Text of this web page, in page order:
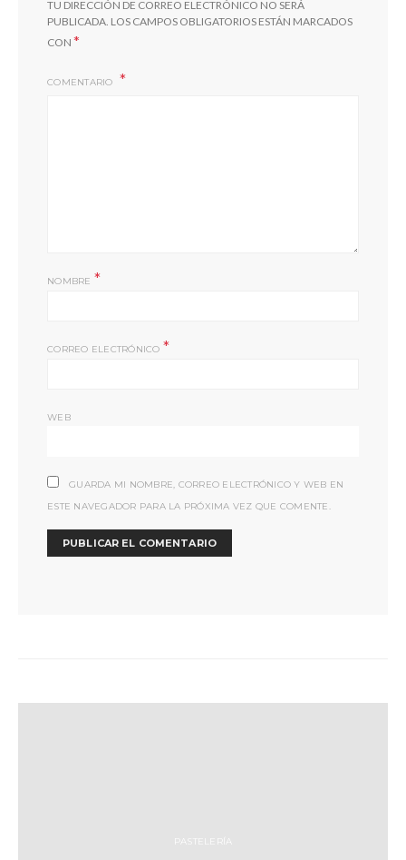
TU DIRECCIÓN DE CORREO ELECTRÓNICO NO SERÁ
PUBLICADA. LOS CAMPOS OBLIGATORIOS ESTÁN MARCADOS
CON *
COMENTARIO
NOMBRE *
CORREO ELECTRÓNICO *
WEB
GUARDA MI NOMBRE, CORREO ELECTRÓNICO Y WEB EN
ESTE NAVEGADOR PARA LA PRÓXIMA VEZ QUE COMENTE.
PASTELERÍA